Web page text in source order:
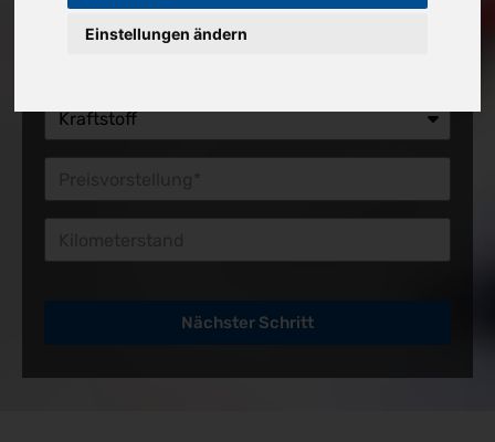
Einstellungen ändern
Nächster Schritt